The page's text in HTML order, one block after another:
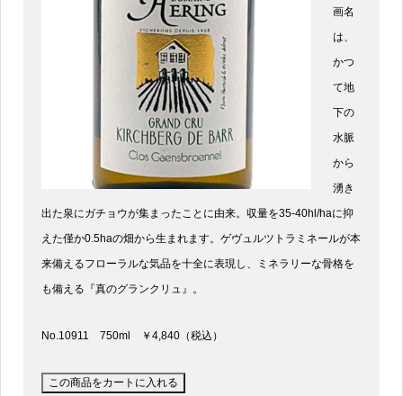
画名
は、
かつ
て地
下の
水脈
から
湧き
出た泉にガチョウが集まったことに由来。収量を35-40hl/haに抑
えた僅か0.5haの畑から生まれます。ゲヴュルツトラミネールが本
来備えるフローラルな気品を十全に表現し、ミネラリーな骨格を
も備える『真のグランクリュ』。
No.10911 750ml ￥4,840（税込）